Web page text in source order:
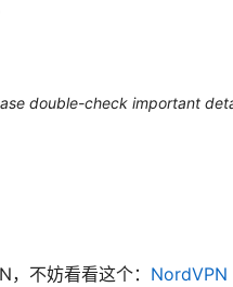
double-check important
不妨看看这个： NordVPN